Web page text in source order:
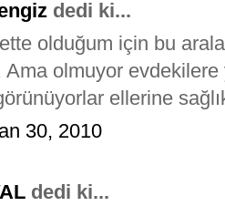
dedi ki...
olduğum için bu
Ama olmuyor evdekilere
ellerine
30, 2010
dedi ki...